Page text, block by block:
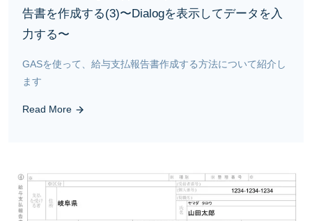
告書を作成する(3)〜Dialogを表示してデータを入
力する〜
GASを使って、給与支払報告書作成する方法について紹介し
ます
Read More